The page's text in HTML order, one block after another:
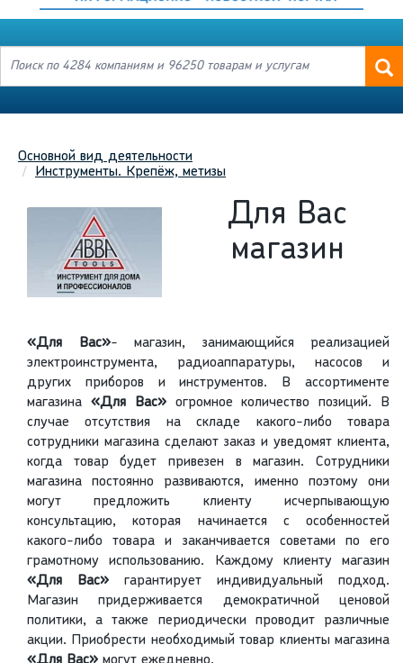
Основной вид деятельности
Инструменты. Крепёж, метизы
Для Вас
магазин
«Для Вас»- магазин, занимающийся реализацией
электроинструмента, радиоаппаратуры, насосов и
других приборов и инструментов. В ассортименте
магазина «Для Вас»огромное количество позиций. В
случае отсутствия на складе какого-либо товара
сотрудники магазина сделают заказ и уведомят клиента,
когда товар будет привезен в магазин. Сотрудники
магазина постоянно развиваются, именно поэтому они
могут предложить клиенту исчерпывающую
консультацию, которая начинается с особенностей
какого-либо товара и заканчивается советами по его
грамотному использованию. Каждому клиенту магазин
«Для Вас» гарантирует индивидуальный подход.
Магазин придерживается демократичной ценовой
политики, а также периодически проводит различные
акции. Приобрести необходимый товар клиенты магазина